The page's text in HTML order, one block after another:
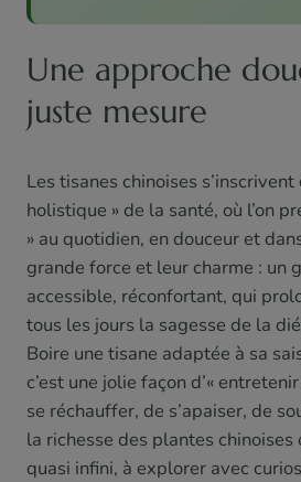
Une approche
juste mesure
Les tisanes chinoises
holistique » de la santé, où l’on
» au quotidien, en douceur et
grande force et leur charme : un
accessible, réconfortant, qui
tous les jours la sagesse de la
Boire une tisane adaptée à sa
c’est une jolie façon d’«
se réchauffer, de s’apaiser, de
la richesse des plantes
quasi infini, à explorer avec